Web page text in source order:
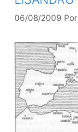
06/08/2009 Por